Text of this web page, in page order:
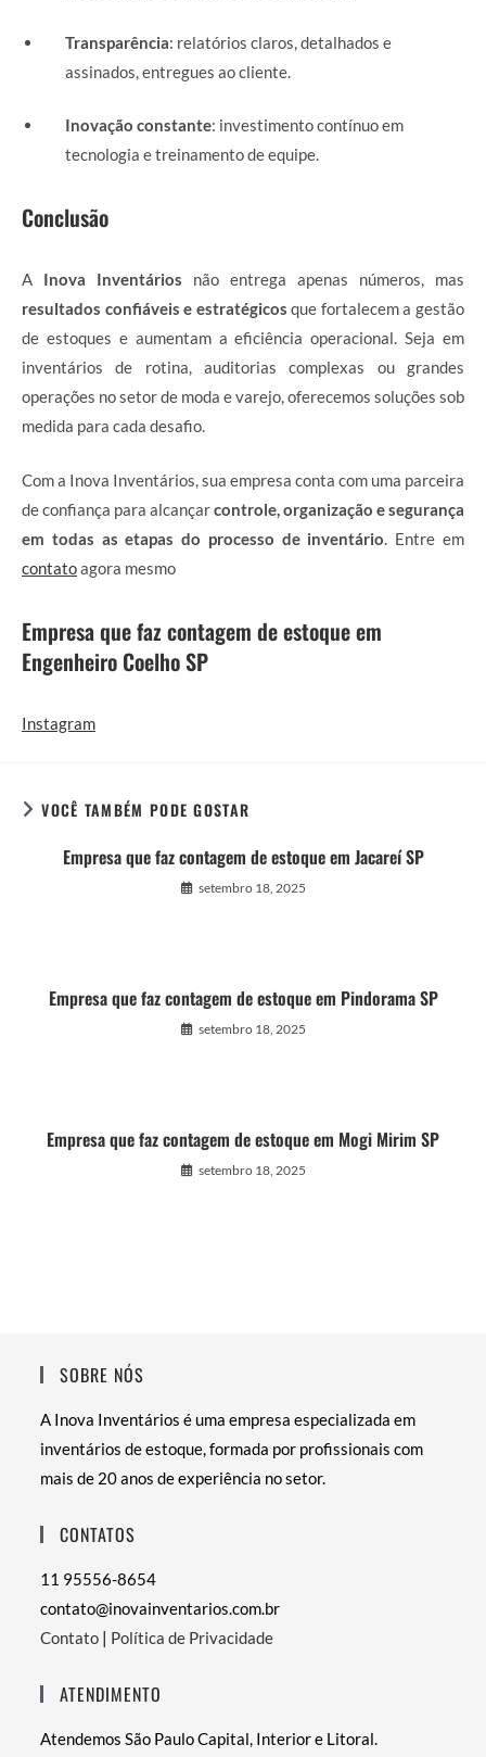
Transparência: relatórios claros, detalhados e
assinados, entregues ao cliente.
Inovação constante: investimento contínuo em
tecnologia e treinamento de equipe.
Conclusão
A Inova Inventários não entrega apenas números, mas
resultados confiáveis e estratégicos que fortalecem a gestão
de estoques e aumentam a eficiência operacional. Seja em
inventários de rotina, auditorias complexas ou grandes
operações no setor de moda e varejo, oferecemos soluções sob
medida para cada desafio.
Com a Inova Inventários, sua empresa conta com uma parceira
de confiança para alcançarcontrole, organização e segurança
em todas as etapas do processo de inventário . Entre em
contatoagora mesmo
Empresa que faz contagem de estoque em
Engenheiro Coelho SP
Instagram
VOCÊ TAMBÉM PODE GOSTAR
Empresa que faz contagem de estoque em Jacareí SP
setembro 18, 2025
Empresa que faz contagem de estoque em Pindorama SP
setembro 18, 2025
Empresa que faz contagem de estoque em Mogi Mirim SP
setembro 18, 2025
SOBRE NÓS
A Inova Inventários é uma empresa especializada em
inventários de estoque, formada por profissionais com
mais de 20 anos de experiência no setor.
CONTATOS
11 95556-8654
contato@inovainventarios.com.br
Contato | Política de Privacidade
ATENDIMENTO
Atendemos São Paulo Capital, Interior e Litoral.